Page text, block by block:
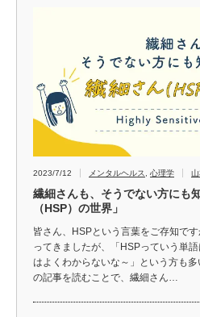
2023/7/12 メンタルヘルス, 心理学
繊細さんも、そうでない方にも
（HSP）の世界」
皆さん、HSPという言葉をご存知で
ってきましたが、「HSPっていう単
はよくわからないな～」という方も
の記事を読むことで、繊細さん…